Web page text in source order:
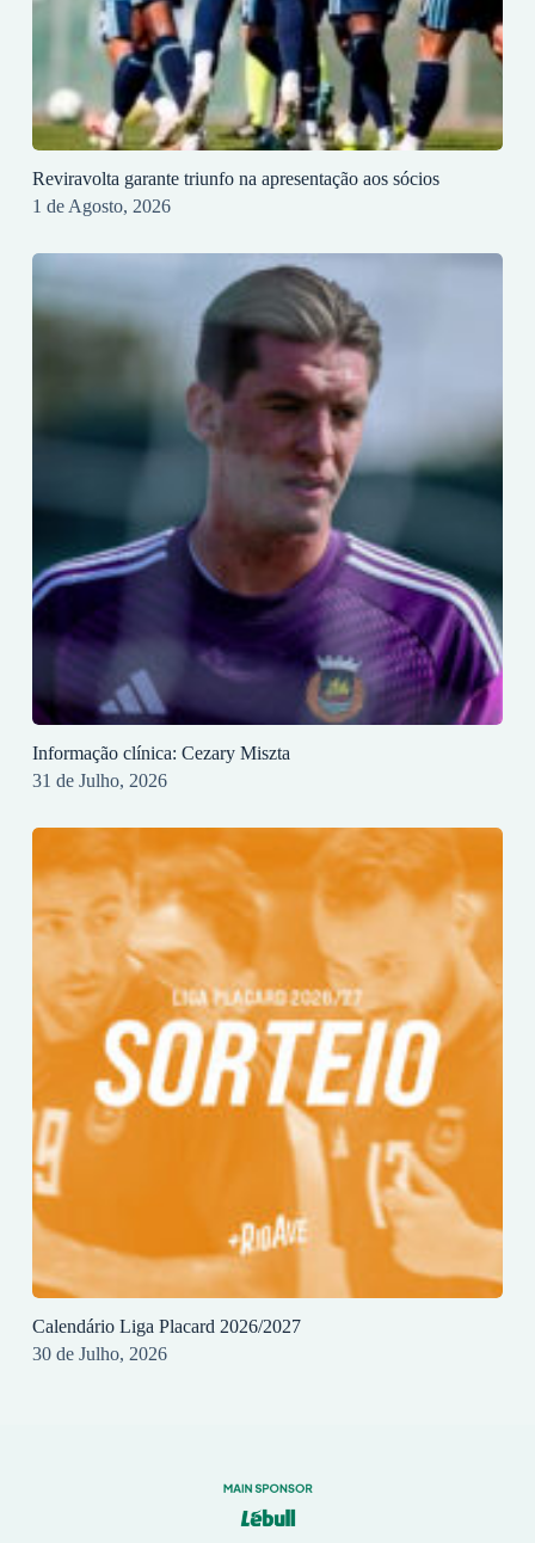
Reviravolta garante triunfo na apresentação aos sócios
1 de Agosto, 2026
Informação clínica: Cezary Miszta
31 de Julho, 2026
Calendário Liga Placard 2026/2027
30 de Julho, 2026